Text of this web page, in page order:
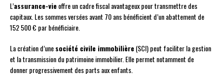
L’assurance-vieoffre un cadre fiscal avantageux pour transmettre des
capitaux. Les sommes versées avant 70 ans bénéficient d’un abattement de
152 500 € par bénéficiaire.
La création d’unesociété civile immobilière(SCI) peut faciliter la gestion
et la transmission du patrimoine immobilier. Elle permet notamment de
donner progressivement des parts aux enfants.